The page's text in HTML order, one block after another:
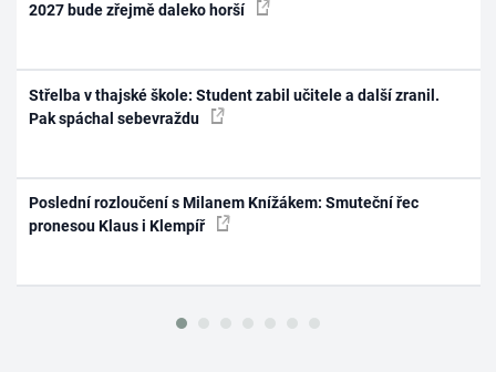
2027 bude zřejmě daleko horší
Střelba v thajské škole: Student zabil učitele a další zranil.
Pak spáchal sebevraždu
Poslední rozloučení s Milanem Knížákem: Smuteční řec
pronesou Klaus i Klempíř